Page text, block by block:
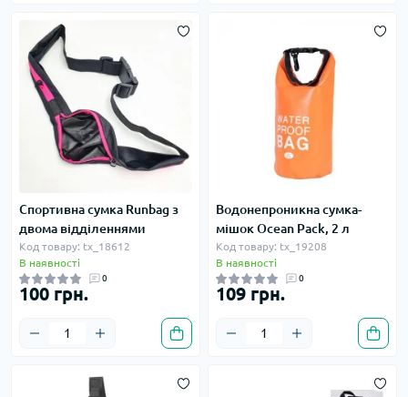
Спортивна сумка Runbag з
двома відділеннями
Код товару: tx_18612
В наявності
0
100 грн.
Водонепроникна сумка-
мішок Ocean Pack, 2 л
Код товару: tx_19208
В наявності
0
109 грн.